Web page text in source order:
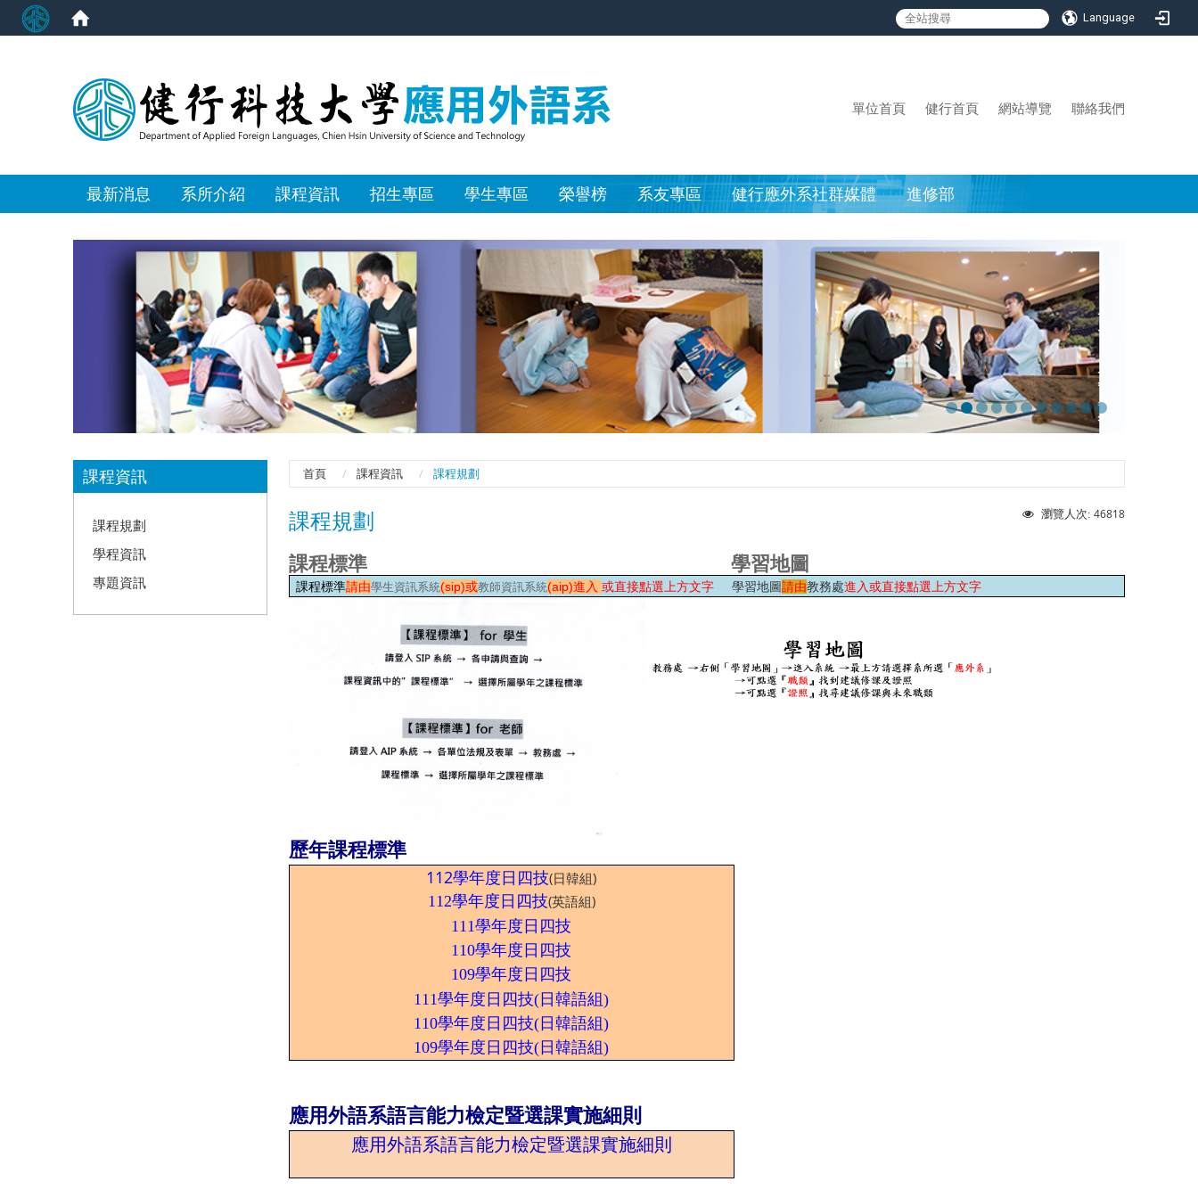
Language
單位首頁 健行首頁 網站導覽 聯絡我們
最新消息 系所介紹 課程資訊 招生專區 學生專區 榮譽榜 系友專區 健行應外系社群媒體 進修部
課程資訊
課程規劃
學程資訊
專題資訊
首頁 課程資訊 課程規劃
瀏覽人次: 46818
課程規劃
課程標準 學習地圖
課程標準請由學生資訊系統(sip)或教師資訊系統(aip)進入 或直接點選上方文字 學習地圖請由教務處進入或直接點選上方文字
歷年課程標準
112學年度日四技(日韓組)
112學年度日四技(英語組)
111學年度日四技
110學年度日四技
109學年度日四技
111學年度日四技(日韓語組)
110學年度日四技(日韓語組)
109學年度日四技(日韓語組)
應用外語系語言能力檢定暨選課實施細則
應用外語系語言能力檢定暨選課實施細則